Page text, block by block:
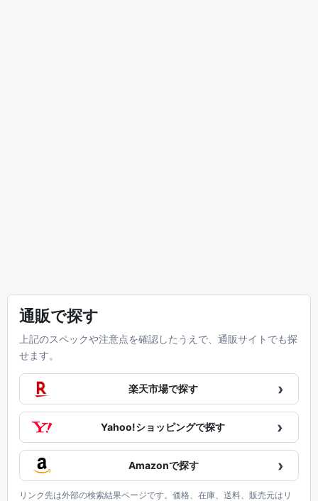
通販で探す
上記のスペックや注意点を確認したうえで、通販サイトでも探
せます。
楽天市場で探す ›
Yahoo!ショッピングで探す ›
Amazonで探す ›
リンク先は外部の検索結果ページです。価格、在庫、送料、販売元はリ